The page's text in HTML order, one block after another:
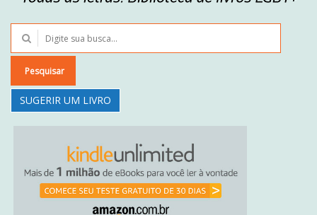
Pesquisar
SUGERIR UM LIVRO